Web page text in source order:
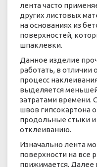
лента часто
других листовых
на основаниях из
поверхностей,
шпаклевки.
Данное изделие
работать, в отличии
процесс
выделяется
затратами времени.
швов гипсокартона
продольные стыки
отклеиванию.
Изначально лента
поверхности на все
прижимается.